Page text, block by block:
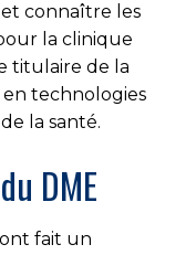
connaître les
la clinique
titulaire de la
technologies
la santé.
DME
fait un